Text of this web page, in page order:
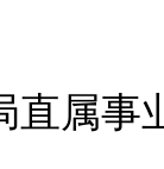
属事